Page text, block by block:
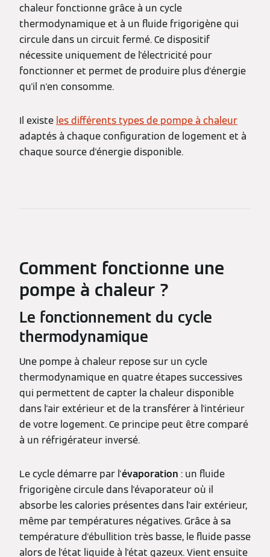
chaleur fonctionne grâce à un cycle
thermodynamique et à un fluide frigorigène qui
circule dans un circuit fermé. Ce dispositif
nécessite uniquement de l'électricité pour
fonctionner et permet de produire plus d'énergie
qu'il n'en consomme.
Il existe les différents types de pompe à chaleur
adaptés à chaque configuration de logement et à
chaque source d'énergie disponible.
Comment fonctionne une
pompe à chaleur ?
Le fonctionnement du cycle
thermodynamique
Une pompe à chaleur repose sur un cycle
thermodynamique en quatre étapes successives
qui permettent de capter la chaleur disponible
dans l'air extérieur et de la transférer à l'intérieur
de votre logement. Ce principe peut être comparé
à un réfrigérateur inversé.
Le cycle démarre par l'évaporation : un fluide
frigorigène circule dans l'évaporateur où il
absorbe les calories présentes dans l'air extérieur,
même par températures négatives. Grâce à sa
température d'ébullition très basse, le fluide passe
alors de l'état liquide à l'état gazeux. Vient ensuite